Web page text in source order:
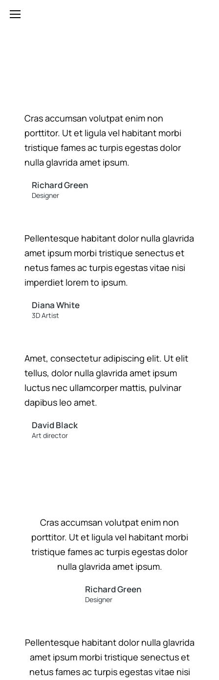
Cras accumsan volutpat enim non
porttitor. Ut et ligula vel habitant morbi
tristique fames ac turpis egestas dolor
nulla glavrida amet ipsum.
Richard Green
Designer
Pellentesque habitant dolor nulla glavrida
amet ipsum morbi tristique senectus et
netus fames ac turpis egestas vitae nisi
imperdiet lorem to ipsum.
Diana White
3D Artist
Amet, consectetur adipiscing elit. Ut elit
tellus, dolor nulla glavrida amet ipsum
luctus nec ullamcorper mattis, pulvinar
dapibus leo amet.
David Black
Art director
Cras accumsan volutpat enim non
porttitor. Ut et ligula vel habitant morbi
tristique fames ac turpis egestas dolor
nulla glavrida amet ipsum.
Richard Green
Designer
Pellentesque habitant dolor nulla glavrida
amet ipsum morbi tristique senectus et
netus fames ac turpis egestas vitae nisi